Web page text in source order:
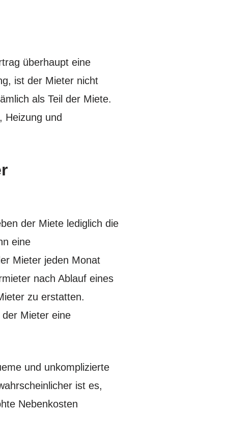
überhaupt eine
ist der Mieter nicht
als Teil der Miete.
Heizung und
der Miete lediglich die
eine
Mieter jeden Monat
nach Ablauf eines
zu erstatten.
Mieter eine
und unkomplizierte
ist es,
Nebenkosten